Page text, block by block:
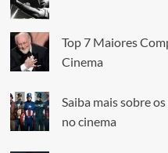
Top 7 Maiores
Cinema
Saiba mais sobre
no cinema